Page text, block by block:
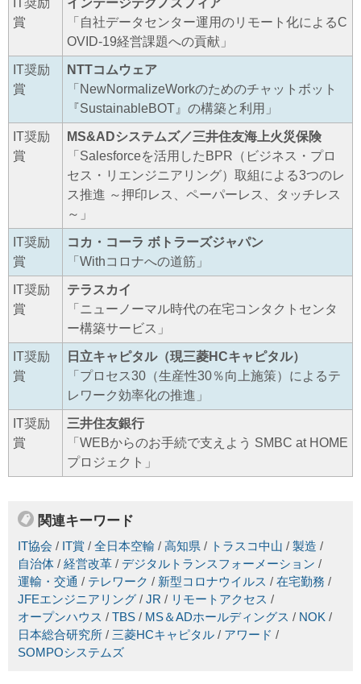
賞
「自社データセンター運用のリモート化によるC
OVID-19経営課題への貢献」
IT奨励
賞
NTTコムウェア
「NewNormalizeWorkのためのチャットボット
『SustainableBOT』の構築と利用」
IT奨励
賞
MS&ADシステムズ／三井住友海上火災保険
「Salesforceを活用したBPR（ビジネス・プロ
セス・リエンジニアリング）取組による3つのレ
ス推進 ～押印レス、ペーパーレス、タッチレス
～」
IT奨励
賞
コカ・コーラ ボトラーズジャパン
「Withコロナへの道筋」
IT奨励
賞
テラスカイ
「ニューノーマル時代の在宅コンタクトセンタ
ー構築サービス」
IT奨励
賞
日立キャピタル（現三菱HCキャピタル）
「プロセス30（生産性30％向上施策）によるテ
レワーク効率化の推進」
IT奨励
賞
三井住友銀行
「WEBからのお手続で支えよう SMBC at HOME
プロジェクト」
関連キーワード
IT協会 / IT賞 / 全日本空輸 / 高知県 / トラスコ中山 / 製造 /
自治体 / 経営改革 / デジタルトランスフォーメーション /
運輸・交通 / テレワーク / 新型コロナウイルス / 在宅勤務 /
JFEエンジニアリング / JR / リモートアクセス /
オープンハウス / TBS / MS＆ADホールディングス / NOK /
日本総合研究所 / 三菱HCキャピタル / アワード /
SOMPOシステムズ